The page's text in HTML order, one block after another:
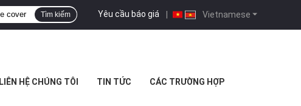
Vietnamese
Yêu cầu báo giá |
Tìm kiếm
LIÊN HỆ CHÚNG TÔI TIN TỨC CÁC TRƯỜNG HỢP